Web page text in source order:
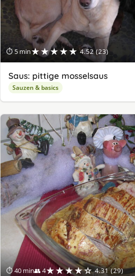
⏱ 5 min★★★★★ 4.52 (23)
Saus: pittige mosselsaus
Sauzen & basics
⏱ 40 min👥 4★★★★☆ 4.31 (29)